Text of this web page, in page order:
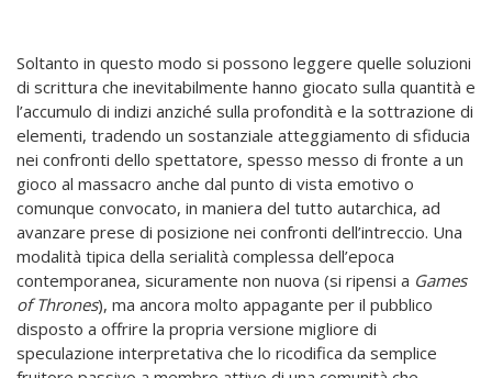
Soltanto in questo modo si possono leggere quelle soluzioni
di scrittura che inevitabilmente hanno giocato sulla quantità e
l’accumulo di indizi anziché sulla profondità e la sottrazione di
elementi, tradendo un sostanziale atteggiamento di sfiducia
nei confronti dello spettatore, spesso messo di fronte a un
gioco al massacro anche dal punto di vista emotivo o
comunque convocato, in maniera del tutto autarchica, ad
avanzare prese di posizione nei confronti dell’intreccio. Una
modalità tipica della serialità complessa dell’epoca
contemporanea, sicuramente non nuova (si ripensi a Games
of Thrones), ma ancora molto appagante per il pubblico
disposto a offrire la propria versione migliore di
speculazione interpretativa che lo ricodifica da semplice